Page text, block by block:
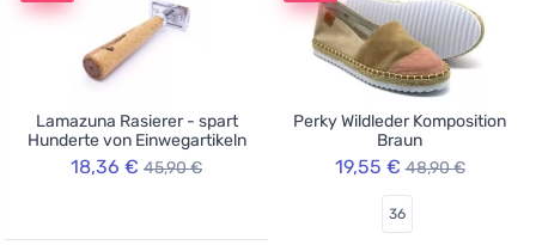
Lamazuna Rasierer - spart
Hunderte von Einwegartikeln
18,36 € 45,90 €
Perky Wildleder Komposition
Braun
19,55 € 48,90 €
36